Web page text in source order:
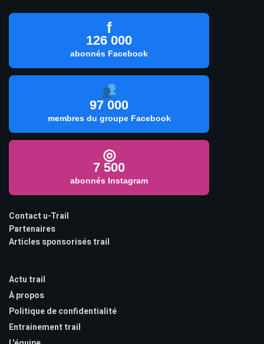
f
126 000
abonnés Facebook
97 000
membres du groupe Facebook
◎
7 500
abonnés Instagram
Contact u-Trail
Partenaires
Articles sponsorisés trail
Actu trail
À propos
Politique de confidentialité
Entrainement trail